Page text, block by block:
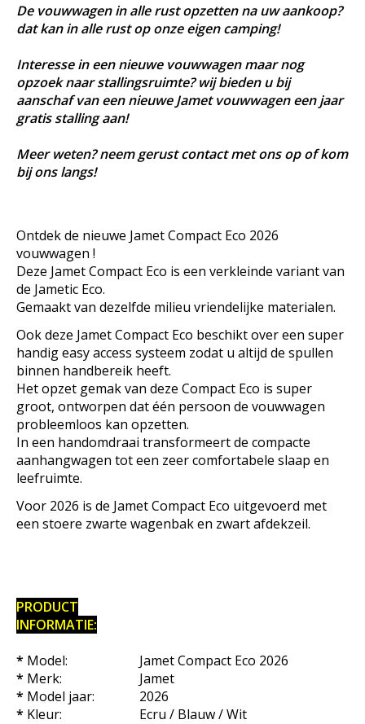
De vouwwagen in alle rust opzetten na uw aankoop?
dat kan in alle rust op onze eigen camping!
Interesse in een nieuwe vouwwagen maar nog
opzoek naar stallingsruimte? wij bieden u bij
aanschaf van een nieuwe Jamet vouwwagen een jaar
gratis stalling aan!
Meer weten? neem gerust contact met ons op of kom
bij ons langs!
Ontdek de nieuwe Jamet Compact Eco 2026
vouwwagen !
Deze Jamet Compact Eco is een verkleinde variant van
de Jametic Eco.
Gemaakt van dezelfde milieu vriendelijke materialen.
Ook deze Jamet Compact Eco beschikt over een super
handig easy access systeem zodat u altijd de spullen
binnen handbereik heeft.
Het opzet gemak van deze Compact Eco is super
groot, ontworpen dat één persoon de vouwwagen
probleemloos kan opzetten.
In een handomdraai transformeert de compacte
aanhangwagen tot een zeer comfortabele slaap en
leefruimte.
Voor 2026 is de Jamet Compact Eco uitgevoerd met
een stoere zwarte wagenbak en zwart afdekzeil.
PRODUCT
INFORMATIE:
* Model:
Jamet Compact Eco 2026
* Merk:
Jamet
* Model jaar:
2026
* Kleur: Ecru / Blauw / Wit